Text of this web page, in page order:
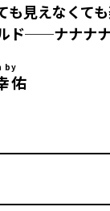
も見えなくて
ド──ナナナ
by
佑